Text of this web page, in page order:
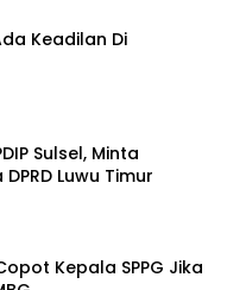
Keadilan Di
Sulsel, Minta
Luwu Timur
Kepala SPPG Jika